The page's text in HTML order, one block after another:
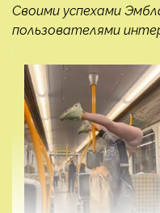
Своими успехами
пользователями